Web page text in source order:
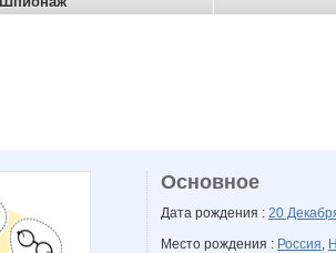
Основное
Дата рождения : 20
Место рождения : Россия,